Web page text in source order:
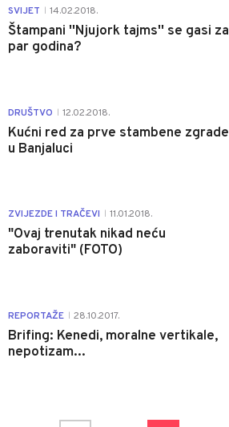
SVIJET 14.02.2018.
Štampani ''Njujork tajms'' se gasi za
par godina?
DRUŠTVO 12.02.2018.
Kućni red za prve stambene zgrade
u Banjaluci
ZVIJEZDE I TRAČEVI 11.01.2018.
"Ovaj trenutak nikad neću
zaboraviti" (FOTO)
REPORTAŽE 28.10.2017.
Brifing: Kenedi, moralne vertikale,
nepotizam...